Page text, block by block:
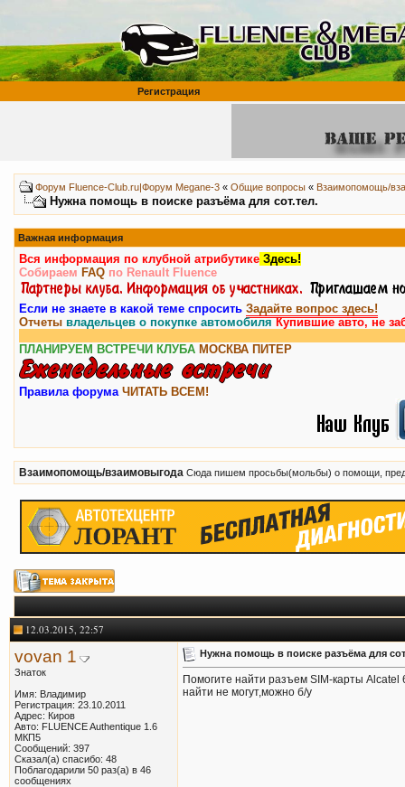
Регистрация
Форум Fluence-Club.ru|Форум Megane-3 « Общие вопросы « Взаимопомощь/
Нужна помощь в поиске разъёма для сот.тел.
Важная информация
Вся информация по клубной атрибутике Здесь!
Собираем FAQ по Renault Fluence
Если не знаете в какой теме спросить Задайте вопрос здесь!
Отчеты владельцев о покупке автомобиляКупившие авто, не
ПЛАНИРУЕМ ВСТРЕЧИ КЛУБА МОСКВА ПИТЕР
Правила форума ЧИТАТЬ ВСЕМ!
Взаимопомощь/взаимовыгода Сюда пишем просьбы(мольбы) о помощи,
12.03.2015, 22:57
vovan 1
Знаток
Имя: Владимир
Регистрация: 23.10.2011
Адрес: Киров
Авто: FLUENCE Authentique 1.6
МКП5
Сообщений: 397
Сказал(а) спасибо: 48
Поблагодарили 50 раз(а) в 46
сообщениях
Нужна помощь в поиске разъёма для
Помогите найти разъем SIM-карты
найти не могут,можно б/у